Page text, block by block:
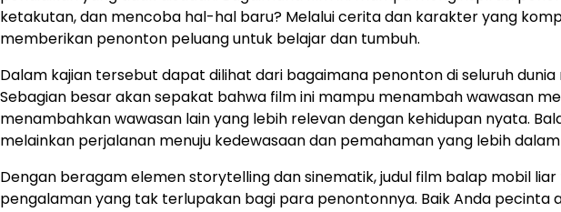
ketakutan, dan mencoba hal-hal baru? Melalui cerita dan karakter yang
memberikan penonton peluang untuk belajar dan tumbuh.
Dalam kajian tersebut dapat dilihat dari bagaimana penonton di seluruh
Sebagian besar akan sepakat bahwa film ini mampu menambah wawasan
menambahkan wawasan lain yang lebih relevan dengan kehidupan nyata.
melainkan perjalanan menuju kedewasaan dan pemahaman yang lebih
Dengan beragam elemen storytelling dan sinematik, judul film balap mobil
pengalaman yang tak terlupakan bagi para penontonnya. Baik Anda